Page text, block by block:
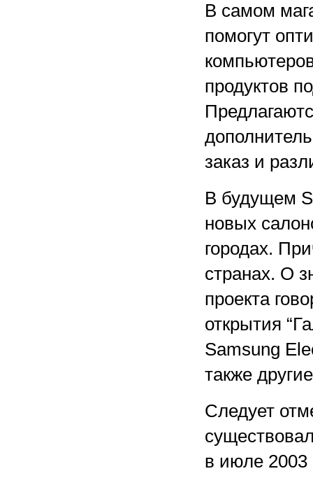
В самом
помогут
продуктов
заказ и
В будущем
новых
городах.
странах. О
проекта
открытия
Samsung
также
Следует
в июле 2003